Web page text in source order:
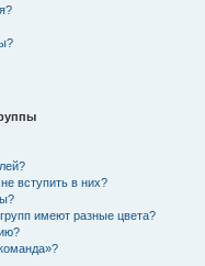
вступить в них?
имеют разные цвета?